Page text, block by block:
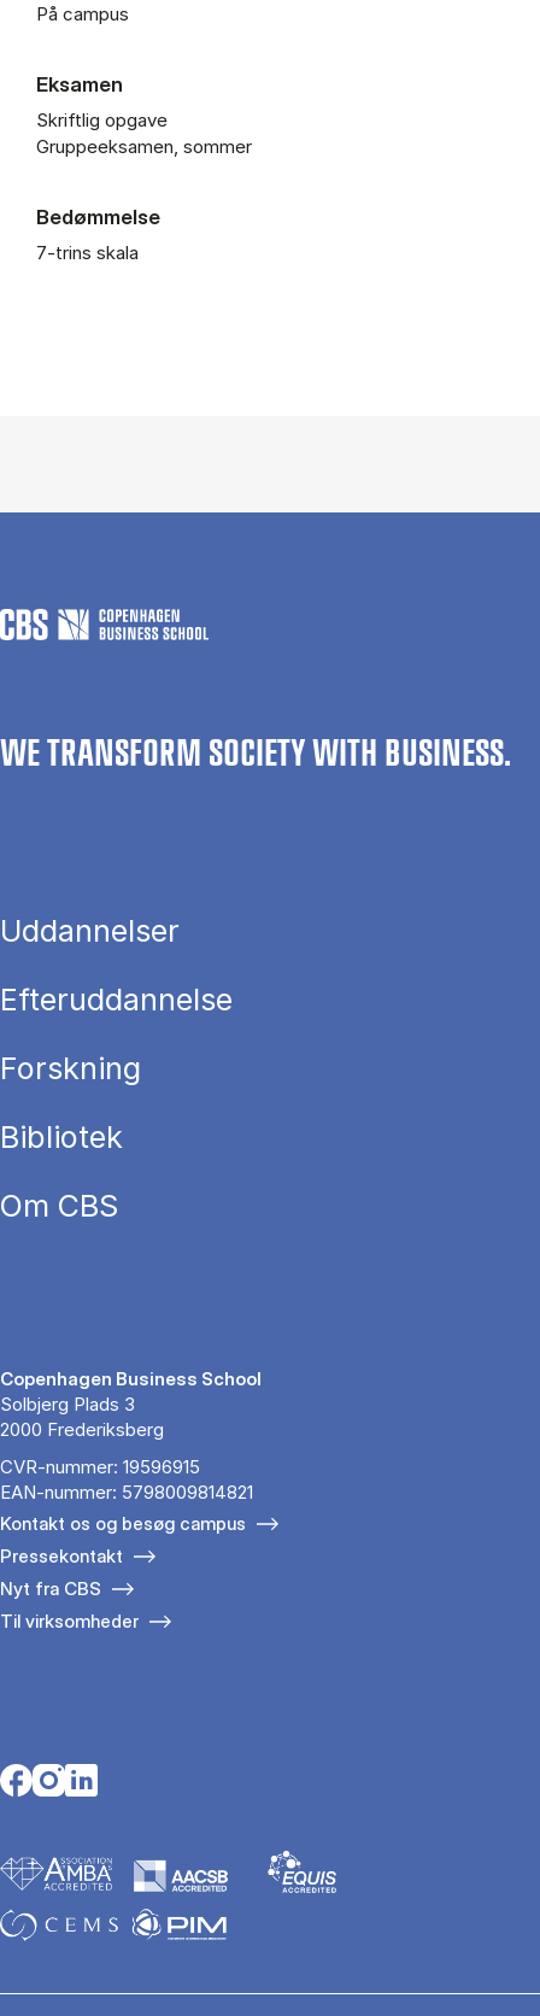
På campus
Eksamen
Skriftlig opgave
Gruppeeksamen, sommer
Bedømmelse
7-trins skala
WE TRANSFORM SOCIETY WITH BUSINESS.
Uddannelser
Efteruddannelse
Forskning
Bibliotek
Om CBS
Copenhagen Business School
Solbjerg Plads 3
2000 Frederiksberg
CVR-nummer: 19596915
EAN-nummer: 5798009814821
Kontakt os og besøg campus
Pressekontakt
Nyt fra CBS
Til virksomheder
Opens in a new tab
Opens in a new tab
Opens in a new tab